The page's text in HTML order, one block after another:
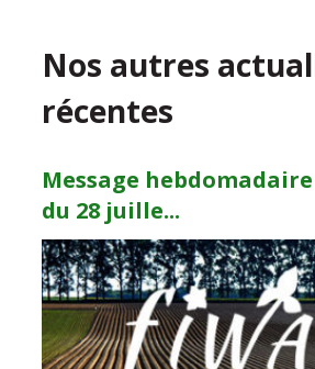
Nos autres
récentes
Message
du 28 juille...